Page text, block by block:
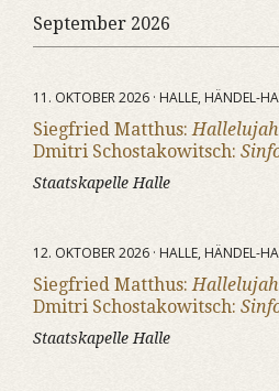
September 2026
11. OKTOBER 2026 · HALLE, HÄNDEL-
Siegfried Matthus:Hallelujah
Dmitri Schostakowitsch:
Staatskapelle Halle
12. OKTOBER 2026 · HALLE, HÄNDEL-
Siegfried Matthus:Hallelujah
Dmitri Schostakowitsch:
Staatskapelle Halle